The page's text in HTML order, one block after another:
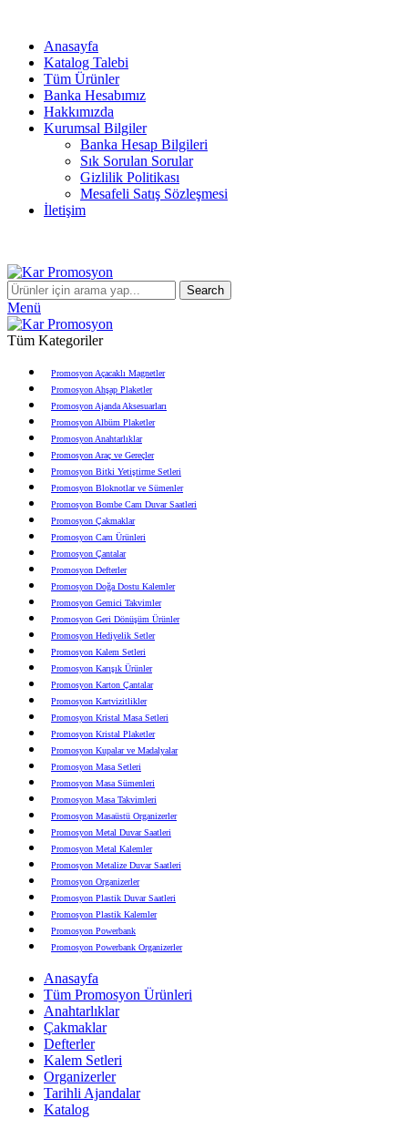
Anasayfa
Katalog Talebi
Tüm Ürünler
Banka Hesabımız
Hakkımızda
Kurumsal Bilgiler
Banka Hesap Bilgileri
Sık Sorulan Sorular
Gizlilik Politikası
Mesafeli Satış Sözleşmesi
İletişim
Search
Menü
Tüm Kategoriler
Promosyon Açacaklı Magnetler
Promosyon Ahşap Plaketler
Promosyon Ajanda Aksesuarları
Promosyon Albüm Plaketler
Promosyon Anahtarlıklar
Promosyon Araç ve Gereçler
Promosyon Bitki Yetiştirme Setleri
Promosyon Bloknotlar ve Sümenler
Promosyon Bombe Cam Duvar Saatleri
Promosyon Çakmaklar
Promosyon Cam Ürünleri
Promosyon Çantalar
Promosyon Defterler
Promosyon Doğa Dostu Kalemler
Promosyon Gemici Takvimler
Promosyon Geri Dönüşüm Ürünler
Promosyon Hediyelik Setler
Promosyon Kalem Setleri
Promosyon Karışık Ürünler
Promosyon Karton Çantalar
Promosyon Kartvizitlikler
Promosyon Kristal Masa Setleri
Promosyon Kristal Plaketler
Promosyon Kupalar ve Madalyalar
Promosyon Masa Setleri
Promosyon Masa Sümenleri
Promosyon Masa Takvimleri
Promosyon Masaüstü Organizerler
Promosyon Metal Duvar Saatleri
Promosyon Metal Kalemler
Promosyon Metalize Duvar Saatleri
Promosyon Organizerler
Promosyon Plastik Duvar Saatleri
Promosyon Plastik Kalemler
Promosyon Powerbank
Promosyon Powerbank Organizerler
Promosyon Şapka
Promosyon Sekreter Bloknotlar
Promosyon Seramik ve Porselen Ürünler
Promosyon Speakerlar
Promosyon Tarihli Ajandalar
Promosyon Teknoloji Ürünleri
Promosyon Telefon Standları
Promosyon Termoslar
Promosyon Tişörtler
Anasayfa
Tüm Promosyon Ürünleri
Anahtarlıklar
Çakmaklar
Defterler
Kalem Setleri
Organizerler
Tarihli Ajandalar
Katalog